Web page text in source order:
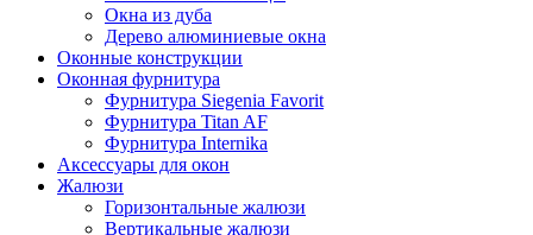
Окна из дуба
Дерево алюминиевые окна
Оконные конструкции
Оконная фурнитура
Фурнитура Siegenia Favorit
Фурнитура Titan AF
Фурнитура Internika
Аксессуары для окон
Жалюзи
Горизонтальные жалюзи
Вертикальные жалюзи